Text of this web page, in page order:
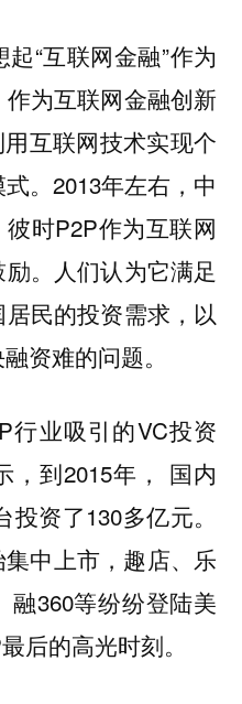
“互联网金融”作为
为互联网金融创新
互联网技术实现个
。2013年左右，中
时P2P作为互联网
。人们认为它满足
民的投资需求，以
资难的问题。
行业吸引的VC投资
，到2015年， 国内
资了130多亿元。
中上市，趣店、乐
融360等纷纷登陆美
后的高光时刻。